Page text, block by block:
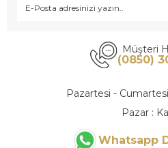
Müşteri
(0850)
Pazartesi -
Pazar :
Whatsapp